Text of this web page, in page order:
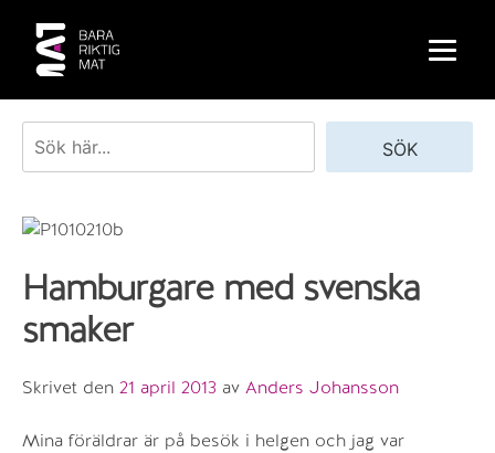
content
SÖK
Hamburgare med svenska
smaker
Skrivet den 21 april 2013 av Anders Johansson
Mina föräldrar är på besök i helgen och jag var